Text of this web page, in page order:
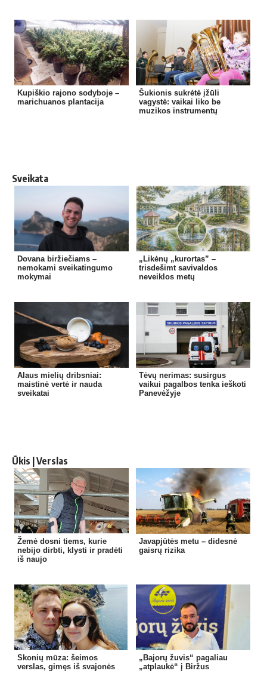
Kupiškio rajono sodyboje –
marichuanos plantacija
Šukionis sukrėtė įžūli
vagystė: vaikai liko be
muzikos instrumentų
Sveikata
Dovana biržiečiams –
nemokami sveikatingumo
mokymai
„Likėnų „kurortas” –
trisdešimt savivaldos
neveiklos metų
Alaus mielių dribsniai:
maistinė vertė ir nauda
sveikatai
Tėvų nerimas: susirgus
vaikui pagalbos tenka ieškoti
Panevėžyje
Ūkis | Verslas
Žemė dosni tiems, kurie
nebijo dirbti, klysti ir pradėti
iš naujo
Javapjūtės metu – didesnė
gaisrų rizika
Skonių mūza: šeimos
verslas, gimęs iš svajonės
„Bajorų žuvis“ pagaliau
„atplaukė“ į Biržus